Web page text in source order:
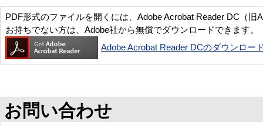
PDF形式のファイルを開くには、Adobe Acrobat Reader DC（旧
お持ちでない方は、Adobe社から無償でダウンロードできます。
Adobe Acrobat Reader DCのダウンロー
お問い合わせ